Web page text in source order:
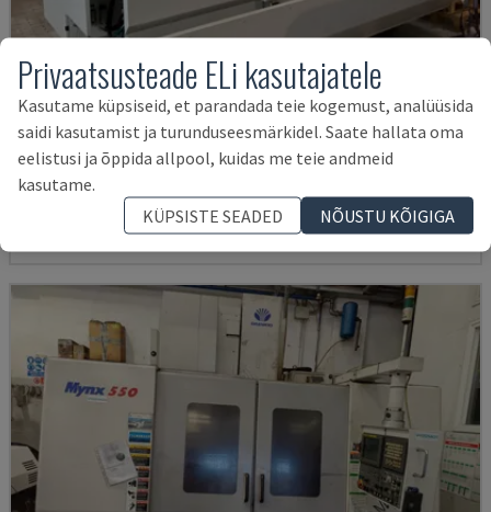
U5-1530
SPINNER - VERTIKAALNE TÖÖTLEMISKESKUS
SAKSAMAA
145.000 €
Privaatsusteade ELi kasutajatele
Kasutame küpsiseid, et parandada teie kogemust, analüüsida
saidi kasutamist ja turunduseesmärkidel. Saate hallata oma
eelistusi ja õppida allpool, kuidas me teie andmeid
kasutame.
KÜPSISTE SEADED
NÕUSTU KÕIGIGA